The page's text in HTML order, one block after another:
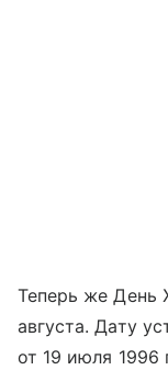
Теперь же День
августа. Дату
от 19 июля 1996